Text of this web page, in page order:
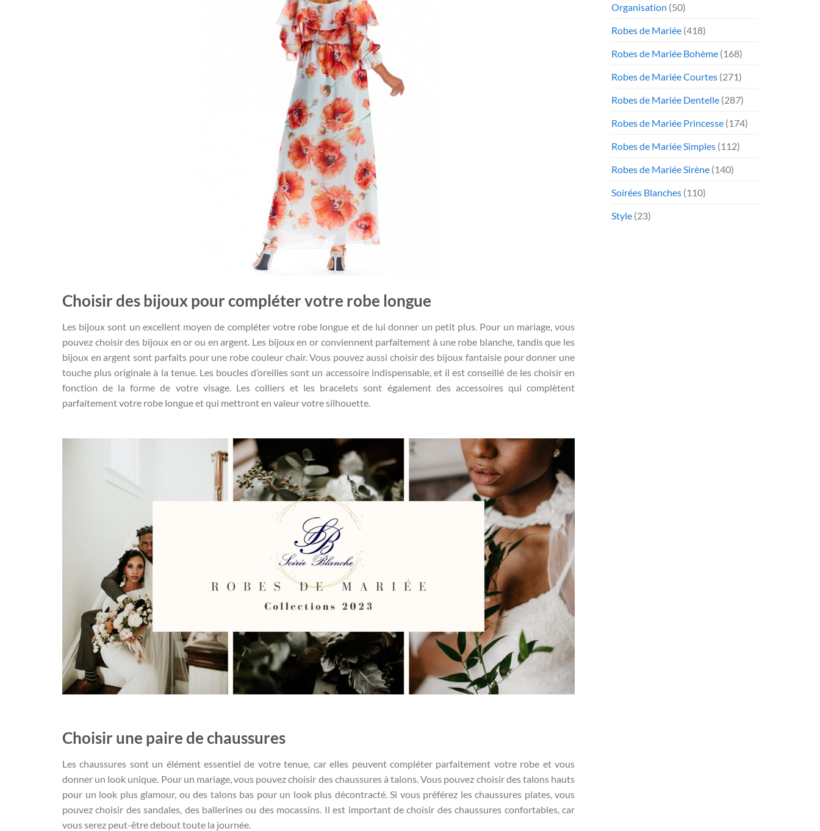
Choisir des bijoux pour compléter votre robe longue
Les bijoux sont un excellent moyen de compléter votre robe longue et de lui donner un petit plus. Pour un mariage, vous
pouvez choisir des bijoux en or ou en argent. Les bijoux en or conviennent parfaitement à une robe blanche, tandis que les
bijoux en argent sont parfaits pour une robe couleur chair. Vous pouvez aussi choisir des bijoux fantaisie pour donner une
touche plus originale à la tenue. Les boucles d’oreilles sont un accessoire indispensable, et il est conseillé de les choisir en
fonction de la forme de votre visage. Les colliers et les bracelets sont également des accessoires qui complètent
parfaitement votre robe longue et qui mettront en valeur votre silhouette.
Choisir une paire de chaussures
Les chaussures sont un élément essentiel de votre tenue, car elles peuvent compléter parfaitement votre robe et vous
donner un look unique. Pour un mariage, vous pouvez choisir des chaussures à talons. Vous pouvez choisir des talons hauts
pour un look plus glamour, ou des talons bas pour un look plus décontracté. Si vous préférez les chaussures plates, vous
pouvez choisir des sandales, des ballerines ou des mocassins. Il est important de choisir des chaussures confortables, car
vous serez peut-être debout toute la journée.
Organisation (50)
Robes de Mariée (418)
Robes de Mariée Bohème (168)
Robes de Mariée Courtes (271)
Robes de Mariée Dentelle (287)
Robes de Mariée Princesse (174)
Robes de Mariée Simples (112)
Robes de Mariée Sirène (140)
Soirées Blanches (110)
Style (23)